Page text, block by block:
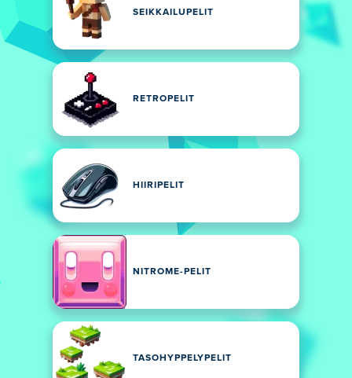
SEIKKAILUPELIT
RETROPELIT
HIIRIPELIT
NITROME-PELIT
TASOHYPPELYPELIT